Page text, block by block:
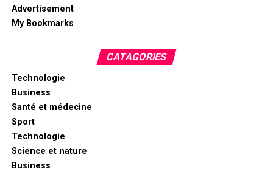
Advertisement
My Bookmarks
CATAGORIES
Technologie
Business
Santé et médecine
Sport
Technologie
Science et nature
Business